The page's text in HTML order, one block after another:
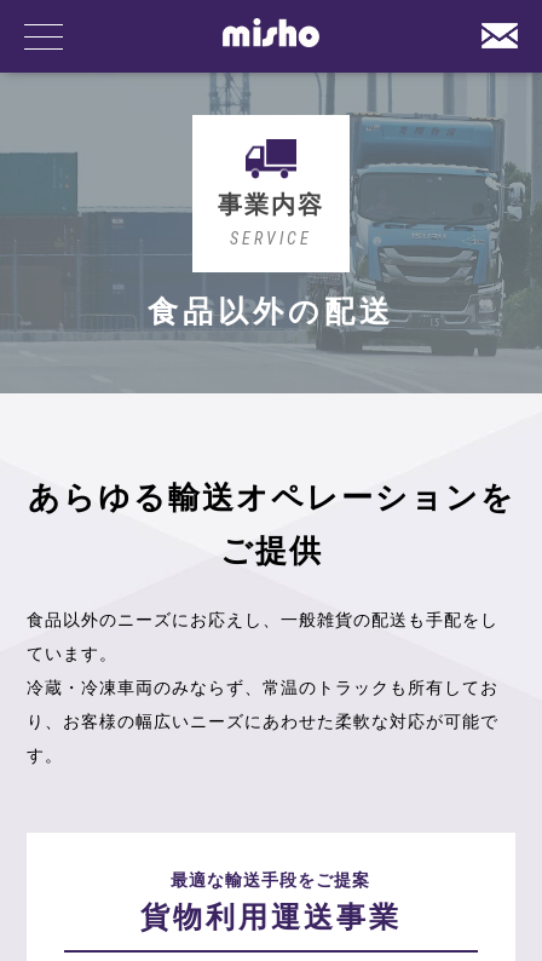
事業内容
SDGsへの取組み
事業内容
SERVICE
食品以外の配送
あらゆる輸送オペレーションを
ご提供
食品以外のニーズにお応えし、一般雑貨の配送も手配をし
ています。
冷蔵・冷凍車両のみならず、常温のトラックも所有してお
り、 お客様の幅広いニーズにあわせた柔軟な対応が可能で
す。
最適な輸送手段をご提案
貨物利用運送事業